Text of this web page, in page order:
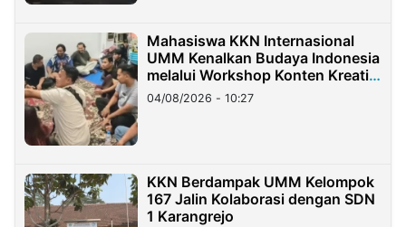
Mahasiswa KKN Internasional
UMM Kenalkan Budaya Indonesia
melalui Workshop Konten Kreatif
di Taiwan
04/08/2026 - 10:27
KKN Berdampak UMM Kelompok
167 Jalin Kolaborasi dengan SDN
1 Karangrejo